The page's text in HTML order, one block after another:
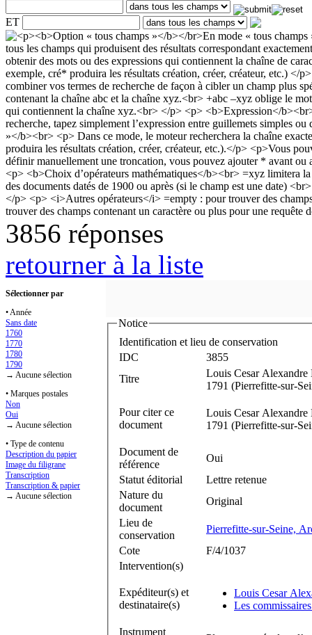
ET
3856 réponses
retourner à la liste
Sélectionner par
• Année
Sans date
1760
1770
1780
1790
→ Aucune sélection
• Marques postales
Non
Oui
→ Aucune sélection
• Type de contenu
Description du papier
Image du filigrane
Transcription
Transcription & papier
→ Aucune sélection
Notice
Identification et lieu de conservation
IDC
3855
Titre
Louis Cesar Alexandre
1791 (Pierrefitte-sur-
Pour citer ce
document
Louis Cesar Alexandre
1791 (Pierrefitte-sur-
Document de
référence
Oui
Statut éditorial
Lettre retenue
Nature du
document
Original
Lieu de
conservation
Pierrefitte-sur-Seine,
Cote
F/4/1037
Intervention(s)
Expéditeur(s) et
destinataire(s)
Louis Cesar
Les
Instrument